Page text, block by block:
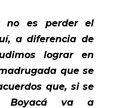
no es perder el
a diferencia de
lograr en
que se
que, si se
Boyacá va a